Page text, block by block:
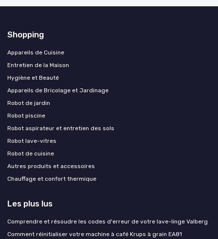
Shopping
Appareils de Cuisine
Entretien de la Maison
Hygiène et Beauté
Appareils de Bricolage et Jardinage
Robot de jardin
Robot piscine
Robot aspirateur et entretien des sols
Robot lave-vitres
Robot de cuisine
Autres produits et accessoires
Chauffage et confort thermique
Les plus lus
Comprendre et résoudre les codes d'erreur de votre lave-linge Valberg
Comment réinitialiser votre machine à café Krups à grain EA81